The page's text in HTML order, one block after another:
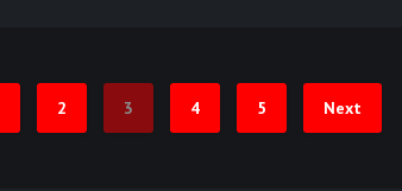
2 3 4 5 Next